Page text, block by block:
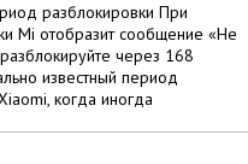
разблокировки При
Mi отобразит сообщение «Не
через 168
известный период
когда иногда